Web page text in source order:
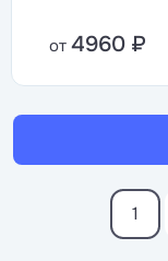
от 4960 ₽
1